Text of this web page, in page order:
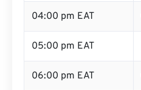
04:00 pm EAT
05:00 pm EAT
06:00 pm EAT